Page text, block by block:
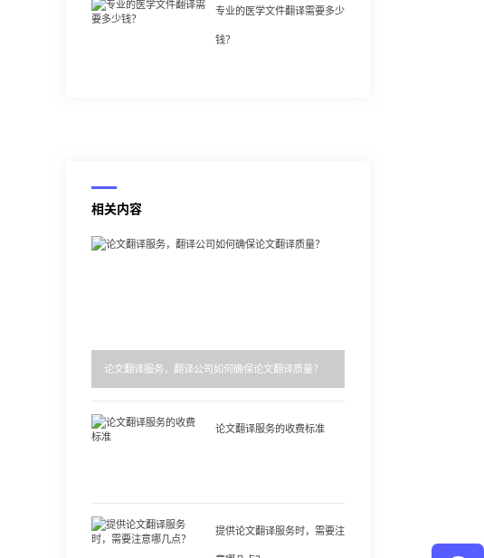
专业的医学文件翻译需要多少
钱？
相关内容
论文翻译服务，翻译公司如何确保论文翻译质量？
论文翻译服务的收费标准
提供论文翻译服务时，需要注